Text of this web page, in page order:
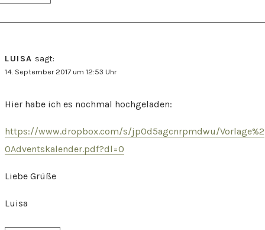
LUISA sagt:
14. September 2017 um 12:53 Uhr
Hier habe ich es nochmal hochgeladen:
https://www.dropbox.com/s/jp0d5agcnrpmdwu/Vorlage%2
0Adventskalender.pdf?dl=0
Liebe Grüße
Luisa